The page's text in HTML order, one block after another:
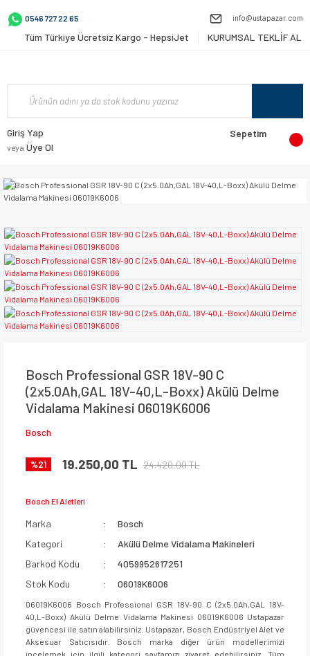
0546 727 22 65 info@ustapazar.com
Tüm Türkiye Ücretsiz Kargo - HepsiJet KURUMSAL TEKLİF AL
Giriş Yap
veya Üye Ol
Sepetim
Bosch Professional GSR 18V-90 C
(2x5.0Ah,GAL 18V-40,L-Boxx) Akülü Delme
Vidalama Makinesi 06019K6006
Bosch
%21 19.250,00 TL 24.420,00 TL
Bosch El Aletleri
Marka
Bosch
Kategori
Akülü Delme Vidalama Makineleri
Barkod Kodu
4059952617251
Stok Kodu
06019K6006
06019K6006 Bosch Professional GSR 18V-90 C (2x5.0Ah,GAL 18V-
40,L-Boxx) Akülü Delme Vidalama Makinesi 06019K6006 Ustapazar
güvencesi ile satın alabilirsiniz. Ustapazar, Bosch Endüstriyel Alet ve
Aksesuar Satıcısıdır. Bosch marka diğer ürün modellerimizi
incelemek için ilgili kategori sayfamızı ziyaret edebilirsiniz. Tüm